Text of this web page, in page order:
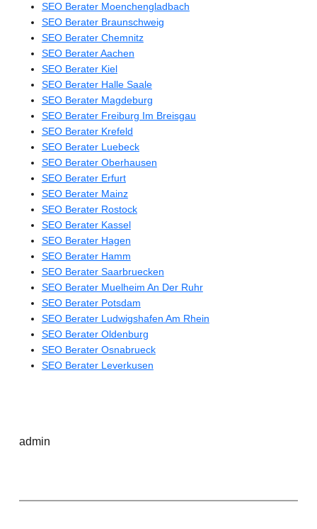
SEO Berater Moenchengladbach
SEO Berater Braunschweig
SEO Berater Chemnitz
SEO Berater Aachen
SEO Berater Kiel
SEO Berater Halle Saale
SEO Berater Magdeburg
SEO Berater Freiburg Im Breisgau
SEO Berater Krefeld
SEO Berater Luebeck
SEO Berater Oberhausen
SEO Berater Erfurt
SEO Berater Mainz
SEO Berater Rostock
SEO Berater Kassel
SEO Berater Hagen
SEO Berater Hamm
SEO Berater Saarbruecken
SEO Berater Muelheim An Der Ruhr
SEO Berater Potsdam
SEO Berater Ludwigshafen Am Rhein
SEO Berater Oldenburg
SEO Berater Osnabrueck
SEO Berater Leverkusen
admin